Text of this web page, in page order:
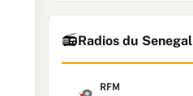
📻Radios du Senegal
RFM